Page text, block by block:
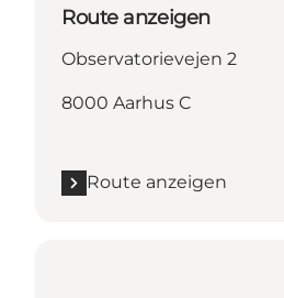
Route anzeigen
Observatorievejen 2
8000 Aarhus C
Route anzeigen